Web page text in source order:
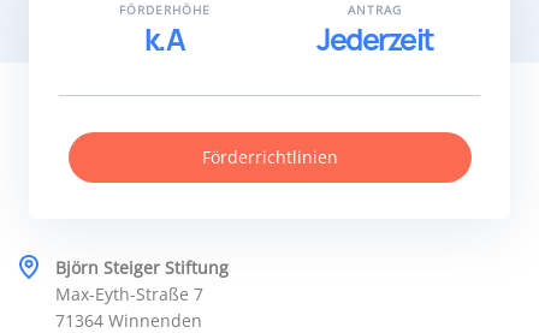
Björn Steiger Stiftung
Max-Eyth-Straße 7
71364 Winnenden
FÖRDERHÖHE
k.A
ANTRAG
Jederzeit
Förderrichtlinien